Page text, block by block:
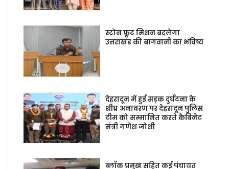
स्टोन फ्रूट मिशन बदलेगा
उत्तराखंड की बागवानी का भविष्य
देहरादून में हुई सड़क दुर्घटना के
शीघ्र अनावरण पर देहरादून पुलिस
टीम को सम्मानित करते कैबिनेट
मंत्री गणेश जोशी
ब्लॉक प्रमुख सहित कई पंचायत